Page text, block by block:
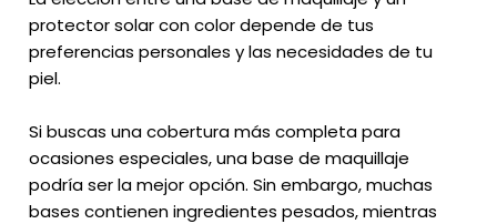
protector solar con color depende de tus
preferencias personales y las necesidades de tu
piel.
Si buscas una cobertura más completa para
ocasiones especiales, una base de maquillaje
podría ser la mejor opción. Sin embargo, muchas
bases contienen ingredientes pesados, mientras